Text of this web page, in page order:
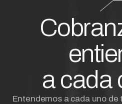
a cada
Entendemos a cada uno